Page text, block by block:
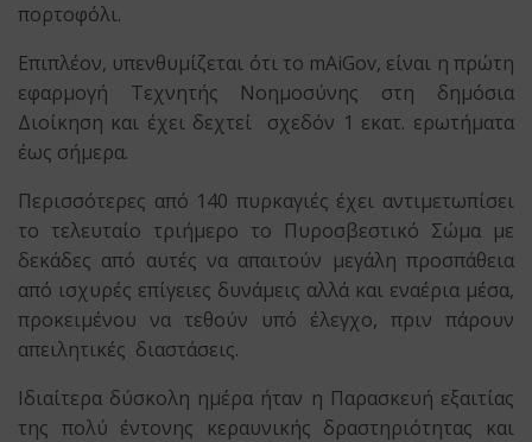
πορτοφόλι.
Επιπλέον, υπενθυμίζεται ότι το mAiGov, είναι η πρώτη
εφαρμογή Τεχνητής Νοημοσύνης στη δημόσια
Διοίκηση και έχει δεχτεί σχεδόν 1 εκατ. ερωτήματα
έως σήμερα.
Περισσότερες από 140 πυρκαγιές έχει αντιμετωπίσει
το τελευταίο τριήμερο το Πυροσβεστικό Σώμα με
δεκάδες από αυτές να απαιτούν μεγάλη προσπάθεια
από ισχυρές επίγειες δυνάμεις αλλά και εναέρια μέσα,
προκειμένου να τεθούν υπό έλεγχο, πριν πάρουν
απειλητικές διαστάσεις.
Ιδιαίτερα δύσκολη ημέρα ήταν η Παρασκευή εξαιτίας
της πολύ έντονης κεραυνικής δραστηριότητας και